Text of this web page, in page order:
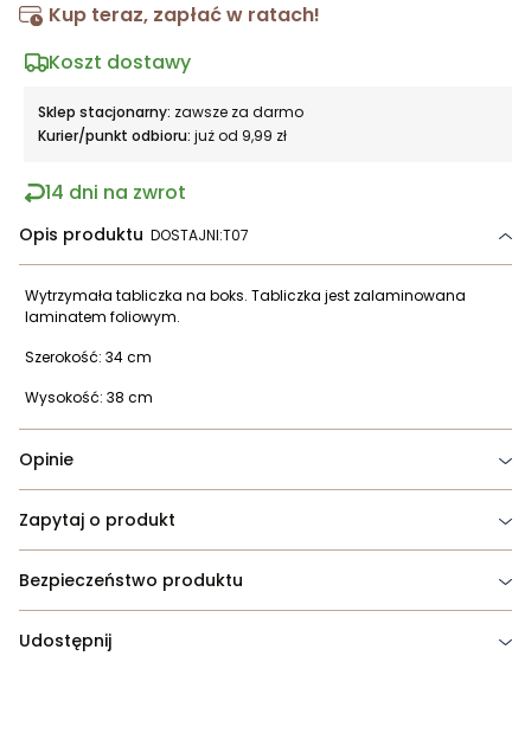
Kup teraz, zapłać w ratach!
Koszt dostawy
Sklep stacjonarny: zawsze za darmo
Kurier/punkt odbioru: już od 9,99 zł
14 dni na zwrot
Opis produktu DOSTAJNI:T07
Wytrzymała tabliczka na boks. Tabliczka jest zalaminowana
laminatem foliowym.
Szerokość: 34 cm
Wysokość: 38 cm
Opinie
Zapytaj o produkt
Bezpieczeństwo produktu
Udostępnij